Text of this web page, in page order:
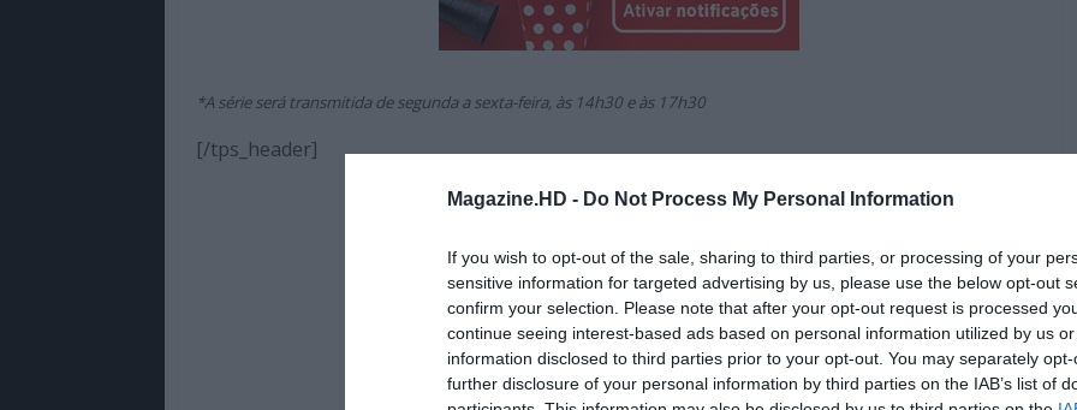
Magazine.HD - Do Not Process My Personal Information
If you wish to opt-out of the sale, sharing to third parties, or processing of your
sensitive information for targeted advertising by us, please use the below opt-out
confirm your selection. Please note that after your opt-out request is processed
continue seeing interest-based ads based on personal information utilized by us
information disclosed to third parties prior to your opt-out. You may separately
further disclosure of your personal information by third parties on the IAB’s list of
*A série será transmitida de segunda a sexta-feira, às 14h30 e às 17h30
[/tps_header]
Pub